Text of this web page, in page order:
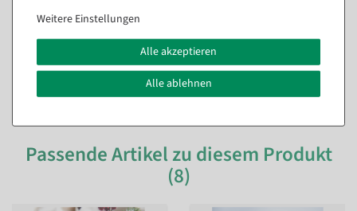
Einseitig bedrucktes Textilgewebe (115 g/m²) in schwer entflammbarer
Qualität - Brandschutzklasse DIN 13501-1. Inkl. Hohlsaum oben und
unten.
Passende Artikel zu diesem Produkt
(8)
Weitere Einstellungen
Alle akzeptieren
Alle ablehnen